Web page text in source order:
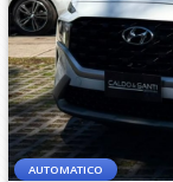
AUTOMATICO